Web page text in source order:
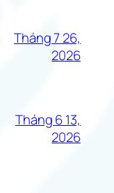
Tháng 7 26,
2026
Tháng 6 13,
2026